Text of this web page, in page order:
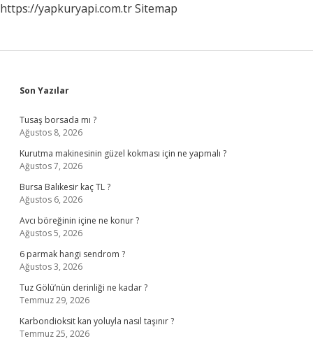
https://yapkuryapi.com.trSitemap
Sidebar
Son Yazılar
Tusaş borsada mı ?
Ağustos 8, 2026
Kurutma makinesinin güzel kokması için ne yapmalı ?
Ağustos 7, 2026
Bursa Balıkesir kaç TL ?
Ağustos 6, 2026
Avcı böreğinin içine ne konur ?
Ağustos 5, 2026
6 parmak hangi sendrom ?
Ağustos 3, 2026
Tuz Gölü’nün derinliği ne kadar ?
Temmuz 29, 2026
Karbondioksit kan yoluyla nasıl taşınır ?
Temmuz 25, 2026